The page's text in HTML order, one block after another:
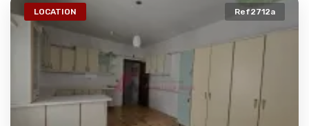
LOCATION Ref2712a